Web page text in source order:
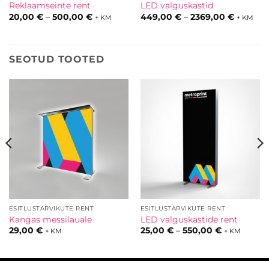
Reklaamseinte rent
20,00 € – 500,00 €Hinnavahemik:
+ KM
LED valguskastid
449,00 € – 2369,00 € + KM
SEOTUD TOOTED
ESITLUSTARVIKUTE RENT
Kangas messilauale
29,00 € + KM
ESITLUSTARVIKUTE RENT
LED valguskastide rent
25,00 € – 550,00 € + KM